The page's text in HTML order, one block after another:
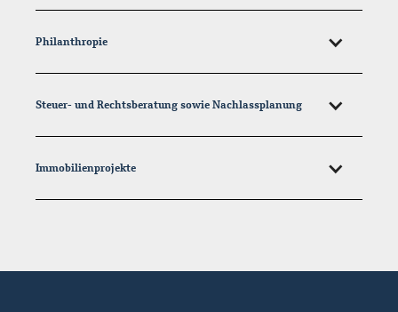
Philanthropie
Steuer- und Rechtsberatung sowie Nachlassplanung
Immobilienprojekte